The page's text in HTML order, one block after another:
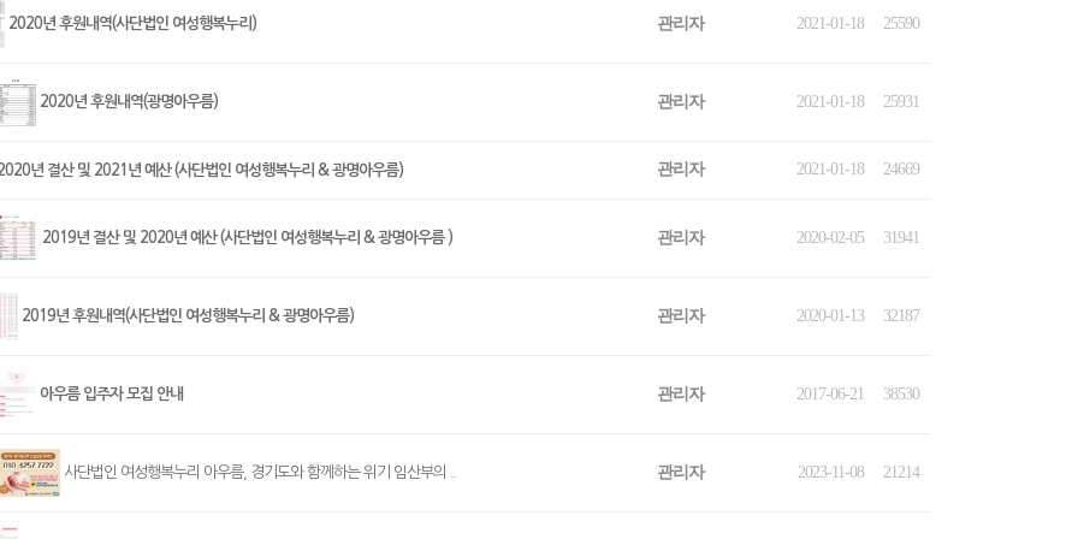
2020년 후원내역(사단법인 여성행복누리) 관리자 2021-01-18 25590
2020년 후원내역(광명아우름) 관리자 2021-01-18 25931
년 결산 및 2021년 예산 (사단법인 여성행복누리 & 광명아우름) 관리자 2021-01-18 24669
2019년 결산 및 2020년 예산 (사단법인 여성행복누리 & 광명아우름 ) 관리자 2020-02-05 31941
2019년 후원내역(사단법인 여성행복누리 & 광명아우름) 관리자 2020-01-13 32187
아우름 입주자 모집 안내 관리자 2017-06-21 38530
사단법인 여성행복누리 아우름, 경기도와 함께하는 위기 임산부의 .. 관리자 2023-11-08 21214